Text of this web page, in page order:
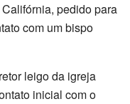
pedido para
com um bispo
leigo da igreja
inicial com o